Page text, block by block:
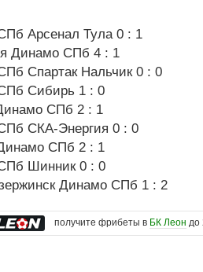
Арсенал Тула 0 : 1
Динамо СПб 4 : 1
Спартак Нальчик 0 : 0
Сибирь 1 : 0
СПб 2 : 1
СКА-Энергия 0 : 0
СПб 2 : 1
Шинник 0 : 0
Динамо СПб 1 : 2
получите фрибеты в БК Леон до